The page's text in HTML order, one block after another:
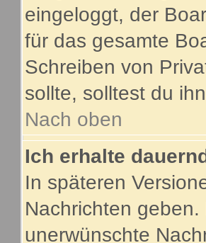
eingeloggt, der
für das gesamte
Schreiben von
sollte, solltest du
Nach oben
Ich erhalte
In späteren
Nachrichten
unerwünschte